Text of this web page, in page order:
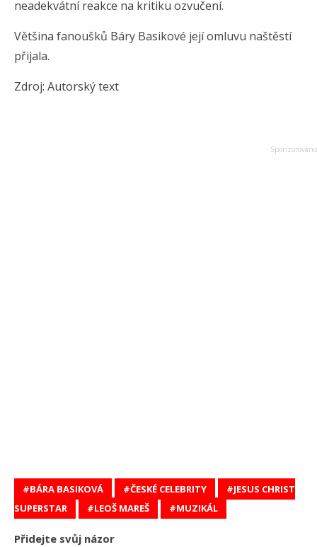
neadekvátní reakce na kritiku ozvučení.
Většina fanoušků Báry Basikové její omluvu naštěstí
přijala.
Zdroj: Autorský text
BÁRA BASIKOVÁ ČESKÉ CELEBRITY
JESUS CHRIST
SUPERSTAR
LEOŠ MAREŠ MUZIKÁL
Přidejte svůj názor